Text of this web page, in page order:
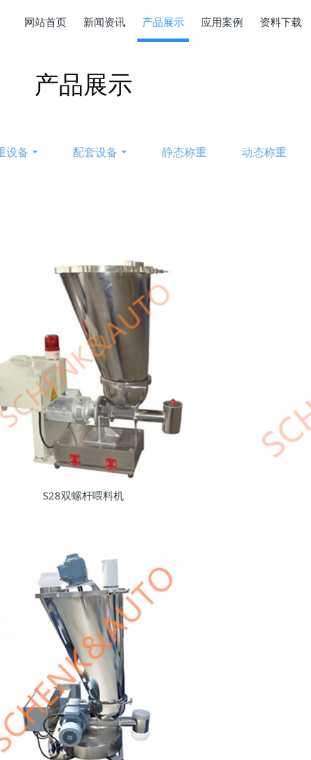
网站首页 新闻资讯 产品展示 应用案例 资料下载
产品展示
设备 配套设备 静态称重 动态称重
S28双螺杆喂料机